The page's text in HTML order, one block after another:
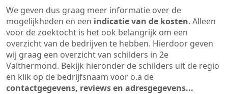
We geven dus graag meer informatie over de
mogelijkheden en een indicatie van de kosten. Alleen
voor de zoektocht is het ook belangrijk om een
overzicht van de bedrijven te hebben. Hierdoor geven
wij graag een overzicht van schilders in 2e
Valthermond. Bekijk hieronder de schilders uit de regio
en klik op de bedrijfsnaam voor o.a de
contactgegevens, reviews en adresgegevens...